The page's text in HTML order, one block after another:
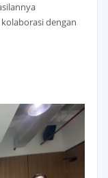
dengan